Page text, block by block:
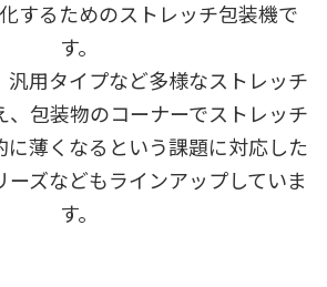
するためのストレッチ包装機で
す。
用タイプなど多様なストレッチ
、包装物のコーナーでストレッチ
に薄くなるという課題に対応した
ーズなどもラインアップしていま
す。